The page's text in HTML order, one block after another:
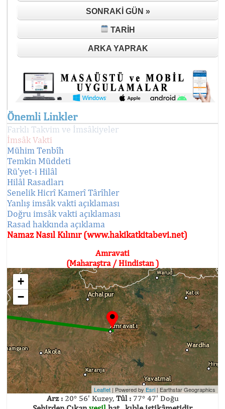
SONRAKI GÜN »
TARIH
ARKA YAPRAK
Önemli Linkler
Farklı Takvim ve İmsâkiyeler
İmsâk Vakti
Mühim Tenbîh
Temkin Müddeti
Rü'yet-i Hilâl
Hilâl Rasadları
Senelik Hicrî Kamerî Târîhler
Yanlış imsâk vakti açıklaması
Doğru imsâk vakti açıklaması
Rasad hakkında açıklama
Namaz Nasıl Kılınır (www.hakikatkitabevi.net)
Amravati
(Maharaştra / Hindistan )
+
−
Leaflet | Powered by Esri | Earthstar Geographics
Arz :20° 56' Kuzey, Tûl :77° 47' Doğu